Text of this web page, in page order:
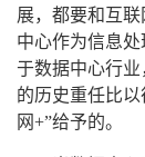
展，都要和互
中心作为信息
于数据中心行
的历史重任比
网+”给予的。